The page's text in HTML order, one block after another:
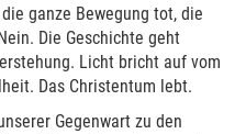
ganze Bewegung tot, die
Die Geschichte geht
Licht bricht auf vom
Das Christentum lebt.
Gegenwart zu den